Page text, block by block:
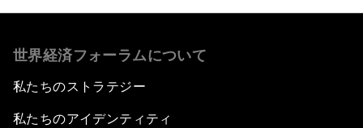
世界経済フォーラムについて
私たちのストラテジー
私たちのアイデンティティ